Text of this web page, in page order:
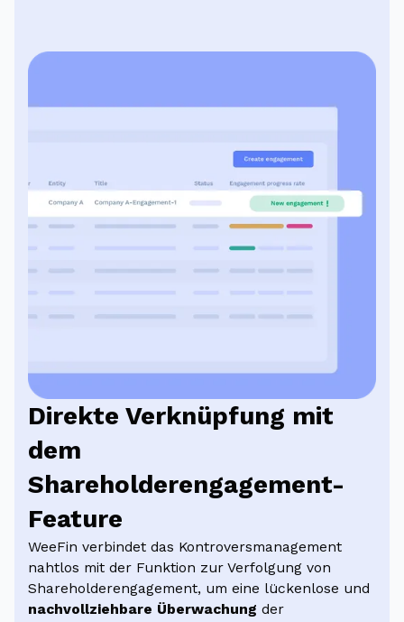
Direkte Verknüpfung mit
dem
Shareholderengagement-
Feature
WeeFin verbindet das Kontroversmanagement
nahtlos mit der Funktion zur Verfolgung von
Shareholderengagement, um eine lückenlose und
nachvollziehbare Überwachung der